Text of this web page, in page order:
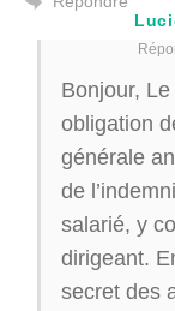
Bonjour,
obligation
générale
de
salarié, y
dirigeant.
secret des